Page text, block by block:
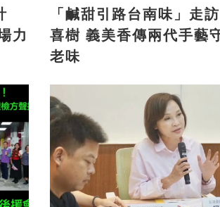
「鹹甜引路台南味」走訪
喜樹 義美香傳兩代手藝守
老味